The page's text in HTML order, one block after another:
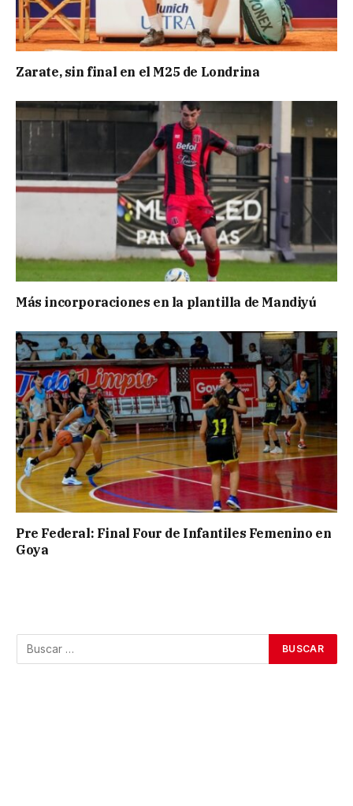
Zarate, sin final en el M25 de Londrina
Más incorporaciones en la plantilla de Mandiyú
Pre Federal: Final Four de Infantiles Femenino en
Goya